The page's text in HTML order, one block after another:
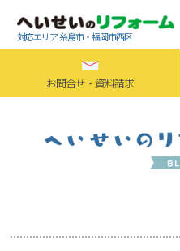
対応エリア 糸島市・福岡市西区
お問合せ・資料請求